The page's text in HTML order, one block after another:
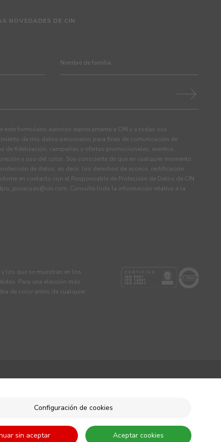
NOVEDADES DE CIN
este formulario autorizo expresamente a CIN y a todas sus
de mis datos personales para fines de comunicación de
de fidelización, campañas y ofertas promocionales, eventos,
y uso del color. Soy consciente de que en cualquier momento
de datos, es decir, los derechos de acceso, rectificación,
en contacto con el Responsable de Protección de Datos de CIN
. Consulte toda la información relativa a la
los que se muestran en los
Para una elección más
de color antes de cualquier
Configuración de cookies
sin aceptar Aceptar cookies